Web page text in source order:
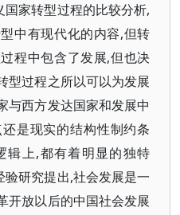
家转型过程的比较分析,
中有现代化的内容,但转
程中包含了发展,但也决
型过程之所以可以为发展
与西方发达国家和发展中
是现实的结构性制约条
辑上,都有着明显的独特
研究提出,社会发展是一
开放以后的中国社会发展